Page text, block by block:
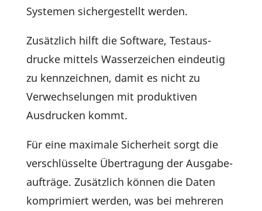
Systemen sicher­ge­stellt werden.
Zusätz­lich hilft die Soft­ware, Test­aus­
drucke mittels Wasser­zei­chen eindeutig
zu kenn­zeichnen, damit es nicht zu
Verwech­se­lungen mit produk­tiven
Ausdru­cken kommt.
Für eine maxi­male Sicher­heit sorgt die
verschlüs­selte Über­tra­gung der Ausga­be­
auf­träge. Zusätz­lich können die Daten
kompri­miert werden, was bei mehreren